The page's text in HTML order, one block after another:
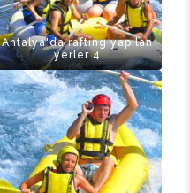
Antalya'da rafting yapılan
yerler 4